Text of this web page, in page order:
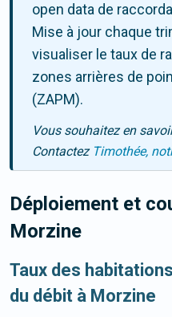
open data de
Mise à jour chaque
visualiser le taux de
zones arrières de
(ZAPM).
Vous souhaitez en
Contactez Timothée,
Déploiement et
Morzine
Taux des
du débit à Morzine